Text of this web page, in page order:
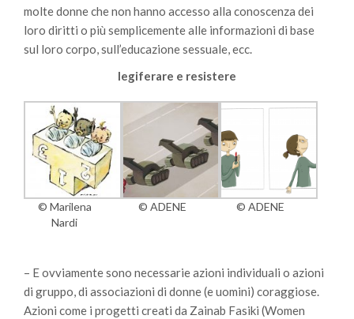
molte donne che non hanno accesso alla conoscenza dei
loro diritti o più semplicemente alle informazioni di base
sul loro corpo, sull’educazione sessuale, ecc.
legiferare e resistere
© Marilena
Nardi
© ADENE © ADENE
– E ovviamente sono necessarie azioni individuali o azioni
di gruppo, di associazioni di donne (e uomini) coraggiose.
Azioni come i progetti creati da Zainab Fasiki (Women